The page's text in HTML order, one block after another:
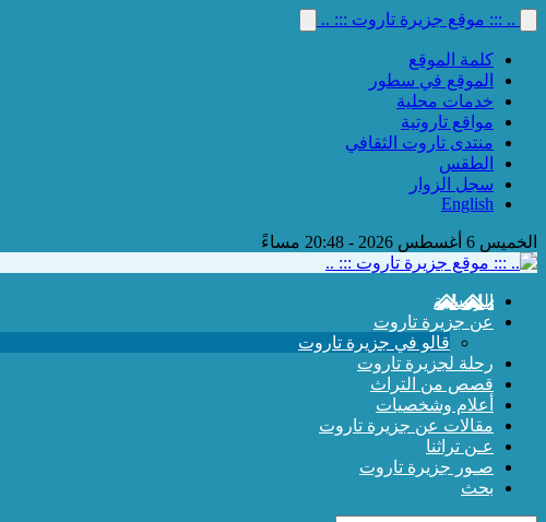
.. ::: موقع جزيرة تاروت ::: ..
كلمة الموقع
الموقع في سطور
خدمات محلية
مواقع تاروتية
منتدى تاروت الثقافي
الطقس
سجل الزوار
English
الخميس 6 أغسطس 2026 - 20:48 مساءً
الرئيسية
عن جزيرة تاروت
قالو في جزيرة تاروت
رحلة لجزيرة تاروت
قصص من التراث
أعلام وشخصيات
مقالات عن جزيرة تاروت
عـن تراثنا
صـور جزيرة تاروت
بحث